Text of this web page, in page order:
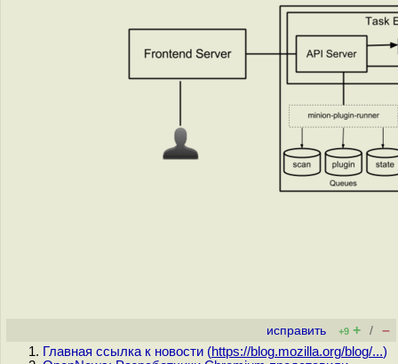
исправить +9 + / –
Главная ссылка к новости (https://blog.mozilla.org/blog/...)